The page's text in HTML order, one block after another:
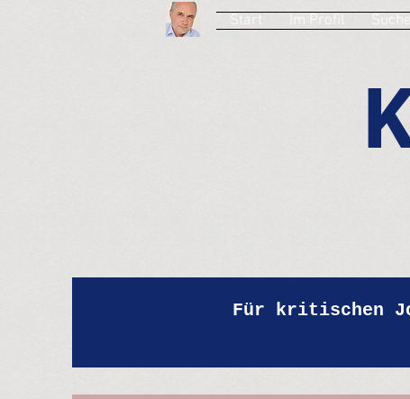
Start Im Profil Suche
Für kritischen